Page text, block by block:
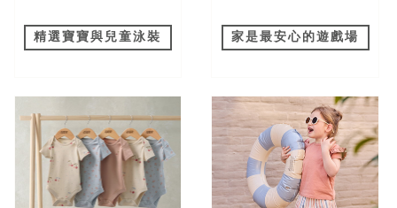
精選寶寶與兒童泳裝 家是最安心的遊戲場